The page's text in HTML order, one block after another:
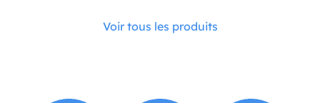
Voir tous les produits